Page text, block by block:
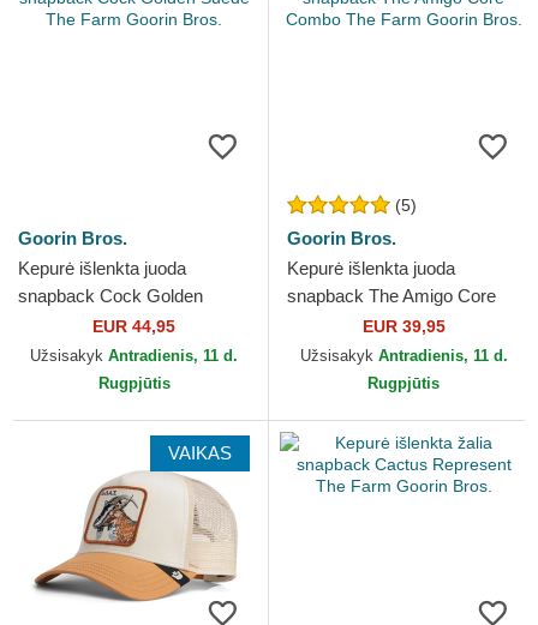
Goorin Bros.
Kepurė išlenkta juoda
snapback Cock Golden
Suede The Farm Goorin
Bros.
EUR 44,95
Užsisakyk Antradienis, 11 d.
Rugpjūtis
(5)
Goorin Bros.
Kepurė išlenkta juoda
snapback The Amigo Core
Combo The Farm Goorin
Bros.
EUR 39,95
Užsisakyk Antradienis, 11 d.
Rugpjūtis
VAIKAS